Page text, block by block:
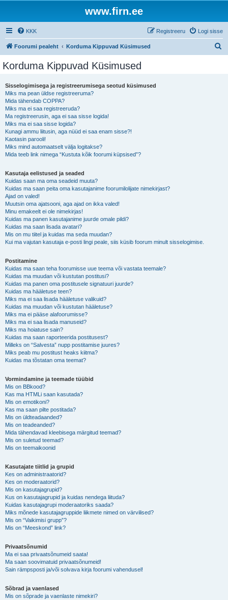
www.firn.ee
KKK Logi sisse
Registreeru
Foorumi pealeht Korduma Kippuvad Küsimused
Korduma Kippuvad Küsimused
Sisselogimisega ja registreerumisega seotud küsimused
Miks ma pean üldse registreeruma?
Mida tähendab COPPA?
Miks ma ei saa registreeruda?
Ma registreerusin, aga ei saa sisse logida!
Miks ma ei saa sisse logida?
Kunagi ammu liitusin, aga nüüd ei saa enam sisse?!
Kaotasin parooli!
Miks mind automaatselt välja logitakse?
Mida teeb link nimega “Kustuta kõik foorumi küpsised”?
Kasutaja eelistused ja seaded
Kuidas saan ma oma seadeid muuta?
Kuidas ma saan peita oma kasutajanime foorumilolijate nimekirjast?
Ajad on valed!
Muutsin oma ajatsooni, aga ajad on ikka valed!
Minu emakeelt ei ole nimekirjas!
Kuidas ma panen kasutajanime juurde omale pildi?
Kuidas ma saan lisada avatari?
Mis on mu tiitel ja kuidas ma seda muudan?
Kui ma vajutan kasutaja e-posti lingi peale, siis küsib foorum minult sisselogimise.
Postitamine
Kuidas ma saan teha foorumisse uue teema või vastata teemale?
Kuidas ma muudan või kustutan postitusi?
Kuidas ma panen oma postitusele signatuuri juurde?
Kuidas ma hääletuse teen?
Miks ma ei saa lisada hääletuse valikuid?
Kuidas ma muudan või kustutan hääletuse?
Miks ma ei pääse alafoorumisse?
Miks ma ei saa lisada manuseid?
Miks ma hoiatuse sain?
Kuidas ma saan raporteerida postitusest?
Milleks on “Salvesta” nupp postitamise juures?
Miks peab mu postitust heaks kiitma?
Kuidas ma tõstatan oma teemat?
Vormindamine ja teemade tüübid
Mis on BBkood?
Kas ma HTMLi saan kasutada?
Mis on emotikoni?
Kas ma saan pilte postitada?
Mis on üldteadaanded?
Mis on teadeanded?
Mida tähendavad kleebisega märgitud teemad?
Mis on suletud teemad?
Mis on teemaikoonid
Kasutajate tiitlid ja grupid
Kes on administraatorid?
Kes on moderaatorid?
Mis on kasutajagrupid?
Kus on kasutajagrupid ja kuidas nendega liituda?
Kuidas kasutajagrupi moderaatoriks saada?
Miks mõnede kasutajagruppide liikmete nimed on värvilised?
Mis on “Vaikimisi grupp”?
Mis on “Meeskond” link?
Privaatsõnumid
Ma ei saa privaatsõnumeid saata!
Ma saan soovimatuid privaatsõnumeid!
Sain rämpsposti ja/või solvava kirja foorumi vahendusel!
Sõbrad ja vaenlased
Mis on sõprade ja vaenlaste nimekiri?